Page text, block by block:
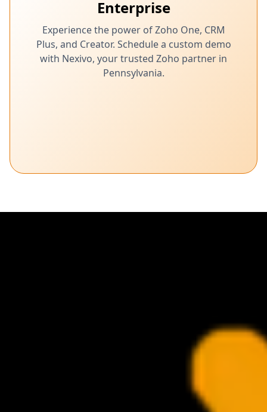
Enterprise
Experience the power of Zoho One, CRM
Plus, and Creator. Schedule a custom demo
with Nexivo, your trusted Zoho partner in
Pennsylvania.